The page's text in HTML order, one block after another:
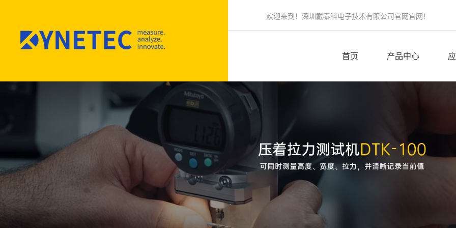
欢迎来到！深圳戴泰科电子技术有限公司官网官网！
首页 产品中心